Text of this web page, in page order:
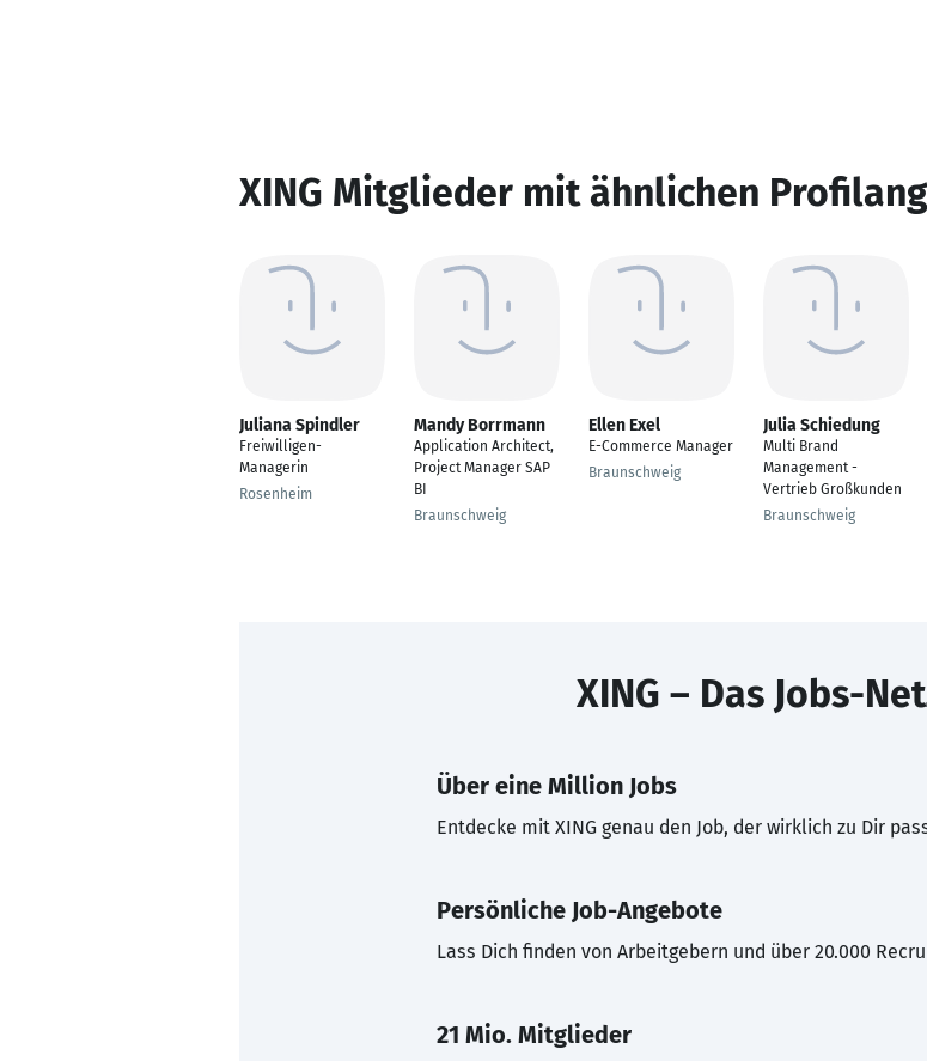
XING Mitglieder mit ähnlichen
Juliana Spindler
Freiwilligen-
Managerin
Rosenheim
Mandy Borrmann
Application Architect,
Project Manager SAP
BI
Braunschweig
Ellen Exel
E-Commerce Manager
Braunschweig
Julia Schiedung
Multi Brand
Management -
Vertrieb Großkunden
Braunschweig
XING – Das Jobs-
Über eine Million Jobs
Entdecke mit XING genau den Job, der wirklich zu Dir
Persönliche Job-Angebote
Lass Dich finden von Arbeitgebern und über 20.000
21 Mio. Mitglieder